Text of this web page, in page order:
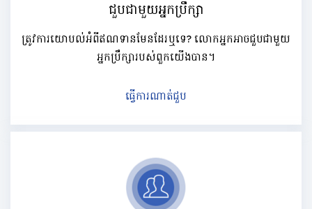
ជួបជាមួយអ្នកប្រឹក្សា
ត្រូវការយោបល់អំពីឥណទានមែនដែរឬទេ? លោកអ្នកអាចជួបជាមួយ
អ្នកប្រឹក្សារបស់ពួកយើងបាន។
ធ្វើការណាត់ជួប